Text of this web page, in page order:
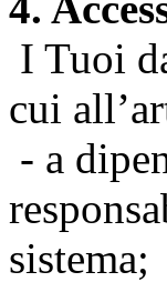
I Tuoi
cui
- a
sistema;